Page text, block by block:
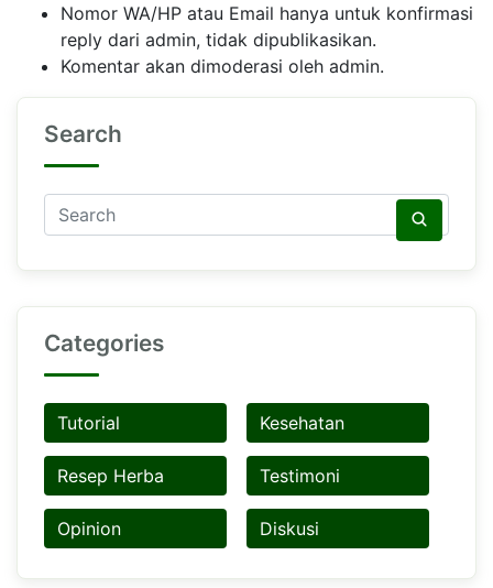
Nomor WA/HP atau Email hanya untuk konfirmasi
reply dari admin, tidak dipublikasikan.
Komentar akan dimoderasi oleh admin.
Search
Categories
Tutorial Kesehatan
Resep Herba Testimoni
Opinion Diskusi